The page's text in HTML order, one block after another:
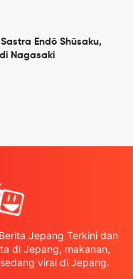
Endō Shūsaku,
Nagasaki
Jepang Terkini dan
di Jepang, makanan,
viral di Jepang.